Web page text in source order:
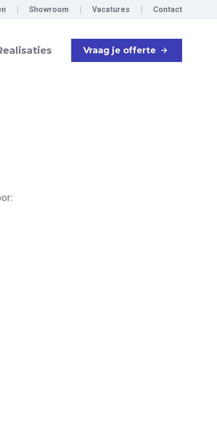
Vraag je offerte
Showroom Vacatures Contact